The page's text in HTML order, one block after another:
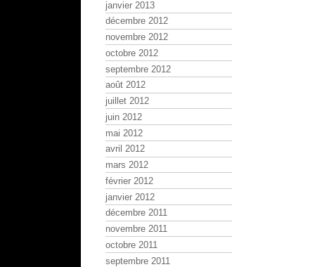
janvier 2013
décembre 2012
novembre 2012
octobre 2012
septembre 2012
août 2012
juillet 2012
juin 2012
mai 2012
avril 2012
mars 2012
février 2012
janvier 2012
décembre 2011
novembre 2011
octobre 2011
septembre 2011